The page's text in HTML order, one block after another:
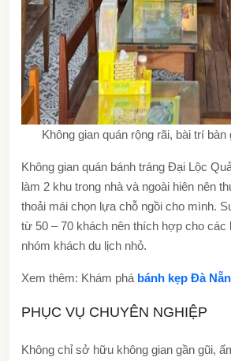
Không gian quán rộng rãi, bài trí bàn
Không gian quán bánh tráng Đại Lộc
làm 2 khu trong nhà và ngoài hiên nên
thoải mái chọn lựa chỗ ngồi cho mình.
từ 50 – 70 khách nên thích hợp cho các
nhóm khách du lịch nhỏ.
Xem thêm: Khám phá bánh kẹp Đà
PHỤC VỤ CHUYÊN NGHIỆP
Không chỉ sở hữu không gian gần gũi,